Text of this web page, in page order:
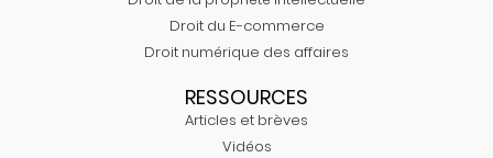
Droit du E-commerce
Droit numérique des affaires
RESSOURCES
Articles et brèves
Vidéos